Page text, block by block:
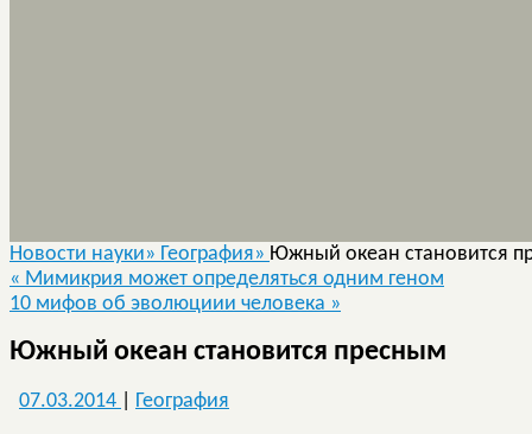
Новости науки» География» Южный океан становится
« Мимикрия может определяться одним геном
10 мифов об эволюциии человека »
Южный океан становится пресным
07.03.2014 География